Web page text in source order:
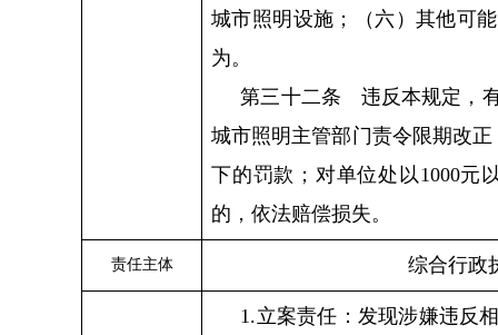
城市照明设施；（六）其他可
为。
第三十二条 违反本规定，
城市照明主管部门责令限期改
下的罚款；对单位处以1000元
的，依法赔偿损失。
责任主体 综合行政
1.立案责任：发现涉嫌违反